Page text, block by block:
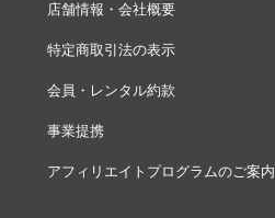
店舗情報・会社概要
特定商取引法の表示
会員・レンタル約款
事業提携
アフィリエイトプログラムのご案内